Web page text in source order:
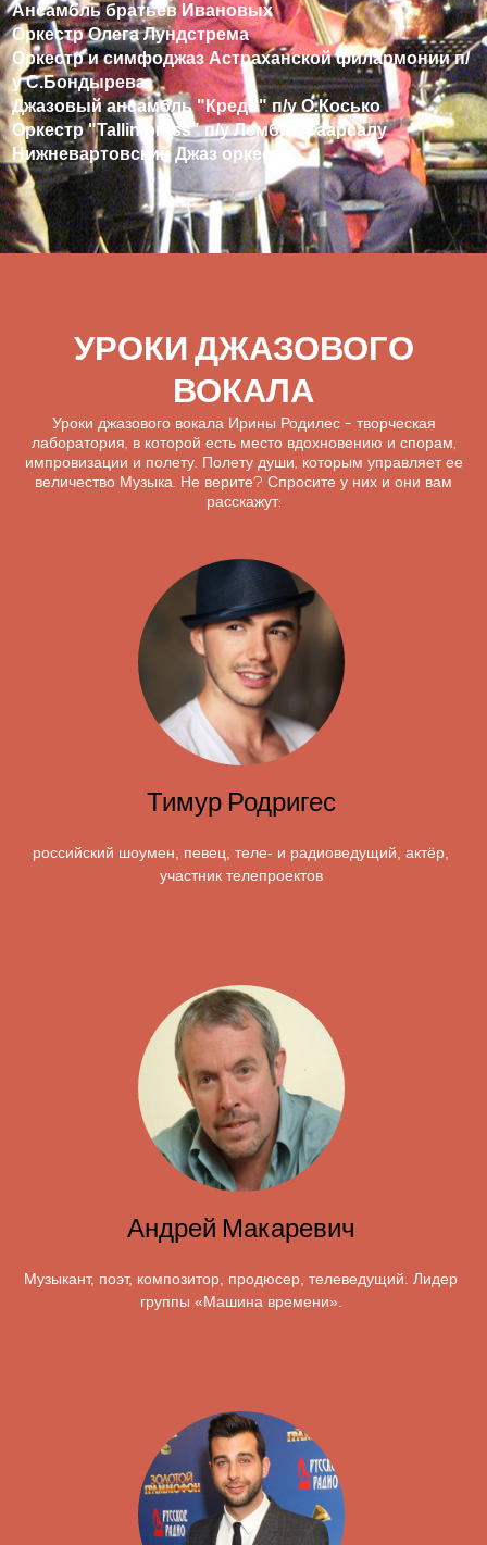
Ансамбль братьев Ивановых
Оркестр Олега Лундстрема
Оркестр и симфоджаз Астраханской филармонии п/
у С.Бондырева
Джазовый ансамбль "Кредо" п/у О.Косько
Оркестр "Tallin brass" п/у Лембит Саарсалу
Нижневартовский Джаз оркестр
УРОКИ ДЖАЗОВОГО
ВОКАЛА
Уроки джазового вокала Ирины Родилес - творческая
лаборатория, в которой есть место вдохновению и спорам,
импровизации и полету. Полету души, которым управляет ее
величество Музыка. Не верите? Спросите у них и они вам
расскажут:
Тимур Родригес
российский шоумен, певец, теле- и радиоведущий, актёр,
участник телепроектов
Андрей Макаревич
Музыкант, поэт, композитор, продюсер, телеведущий. Лидер
группы «Машина времени».